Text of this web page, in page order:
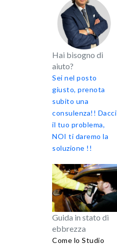
Hai bisogno di
aiuto?
Sei nel posto
giusto, prenota
subito una
consulenza!! Dacci
il tuo problema,
NOI ti daremo la
soluzione !!
Guida in stato di
ebbrezza
Come lo Studio